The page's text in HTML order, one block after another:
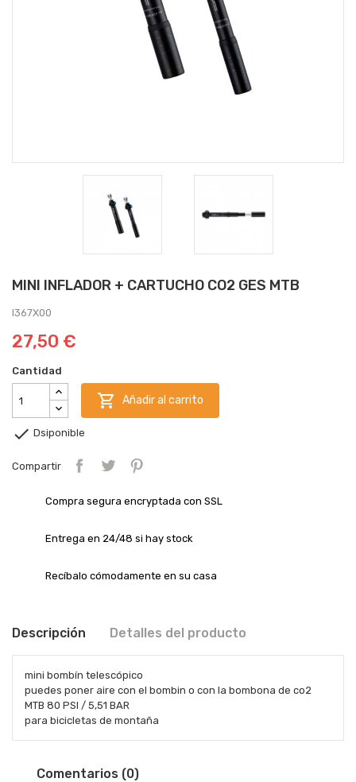
MINI INFLADOR + CARTUCHO CO2 GES MTB
I367X00
27,50 €
Cantidad
 Añadir al carrito
 Dsiponible
Compartir
Compra segura encryptada con SSL
Entrega en 24/48 si hay stock
Recíbalo cómodamente en su casa
Descripción Detalles del producto
mini bombín telescópico
puedes poner aire con el bombin o con la bombona de co2
MTB 80 PSI / 5,51 BAR
para bicicletas de montaña
Comentarios (0)